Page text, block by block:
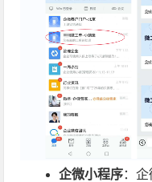
企微小程序：